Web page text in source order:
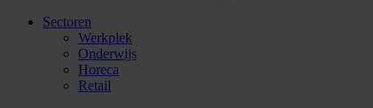
Sectoren
Werkplek
Onderwijs
Horeca
Retail